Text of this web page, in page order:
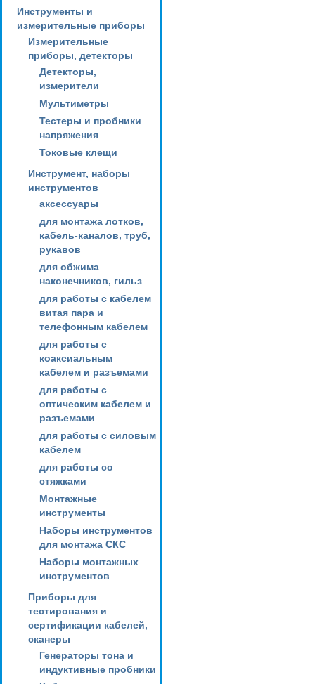
Инструменты и
измерительные приборы
Измерительные
приборы, детекторы
Детекторы,
измерители
Мультиметры
Тестеры и пробники
напряжения
Токовые клещи
Инструмент, наборы
инструментов
аксессуары
для монтажа лотков,
кабель-каналов, труб,
рукавов
для обжима
наконечников, гильз
для работы с кабелем
витая пара и
телефонным кабелем
для работы с
коаксиальным
кабелем и разъемами
для работы с
оптическим кабелем и
разъемами
для работы с силовым
кабелем
для работы со
стяжками
Монтажные
инструменты
Наборы инструментов
для монтажа СКС
Наборы монтажных
инструментов
Приборы для
тестирования и
сертификации кабелей,
сканеры
Генераторы тона и
индуктивные пробники